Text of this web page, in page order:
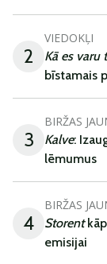
2
VIEDOKĻI
Kā es varu
bīstamais
3
BIRŽAS
Kalve:
lēmumus
4
BIRŽAS
Storent
emisijai